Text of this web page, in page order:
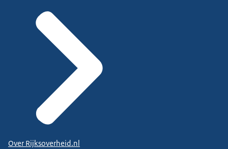
Over Rijksoverheid.nl